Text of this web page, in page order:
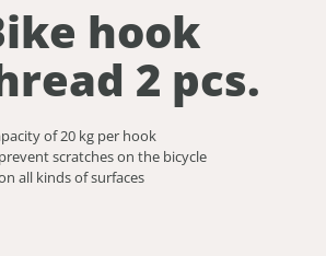
Nederlands
hook
2 pcs.
of 20 kg per hook
scratches on the bicycle
all kinds of surfaces